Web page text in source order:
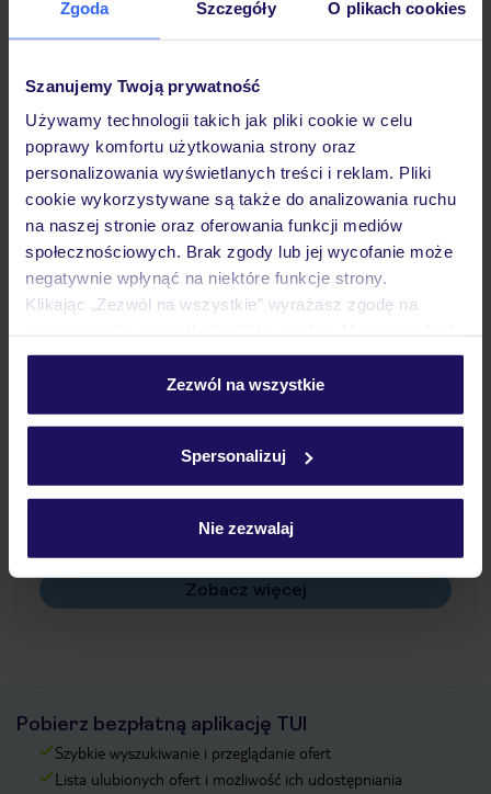
Zgoda Szczegóły O plikach cookies
Szanujemy Twoją prywatność
Używamy technologii takich jak pliki cookie w celu
poprawy komfortu użytkowania strony oraz
personalizowania wyświetlanych treści i reklam. Pliki
cookie wykorzystywane są także do analizowania ruchu
na naszej stronie oraz oferowania funkcji mediów
społecznościowych. Brak zgody lub jej wycofanie może
negatywnie wpłynąć na niektóre funkcje strony.
Klikając „Zezwól na wszystkie” wyrażasz zgodę na
personalizować swój wybór wchodząc w zakładkę
Szczegółowe informacje o plikach cookie znajdziesz
Zezwól na wszystkie
Spersonalizuj
Nie zezwalaj
Hotel
Pokoje
Wyżywienie
Atrakcje
Czy w Hotelu będzie przedstawiciel TUI?
Na jakiej podstawie i gdzie otrzymam karty
Zobacz więcej
Pobierz bezpłatną aplikację TUI
Szybkie wyszukiwanie i przeglądanie ofert
Lista ulubionych ofert i możliwość ich udostępniania